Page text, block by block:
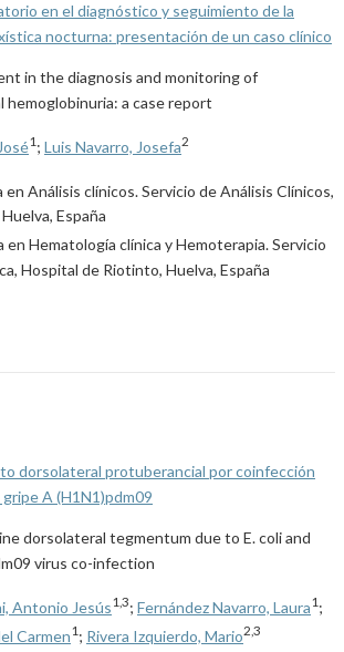
en el diagnóstico y seguimiento de la
nocturna: presentación de un caso clínico
in the diagnosis and monitoring of
hemoglobinuria: a case report
1 ; Luis Navarro, Josefa2
Análisis clínicos. Servicio de Análisis Clínicos,
España
Hematología clínica y Hemoterapia. Servicio
Hospital de Riotinto, Huelva, España
dorsolateral protuberancial por coinfección
gripe A (H1N1)pdm09
dorsolateral tegmentum due to E. coli and
virus co-infection
Antonio Jesús1,3; Fernández Navarro, Laura1 ;
Carmen1 ; Rivera Izquierdo, Mario2,3